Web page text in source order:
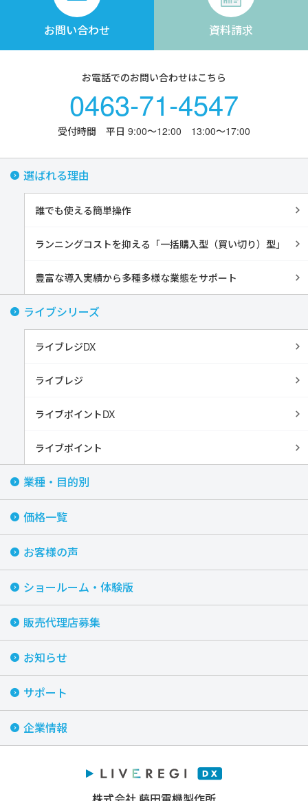
お問い合わせ 資料請求
お電話でのお問い合わせはこちら
0463-71-4547
受付時間 平日 9:00〜12:00 13:00〜17:00
選ばれる理由
誰でも使える簡単操作
ランニングコストを抑える「一括購入型（買い切り）型」
豊富な導入実績から多種多様な業態をサポート
ライブシリーズ
ライブレジDX
ライブレジ
ライブポイントDX
ライブポイント
業種・目的別
価格一覧
お客様の声
ショールーム・体験版
販売代理店募集
お知らせ
サポート
企業情報